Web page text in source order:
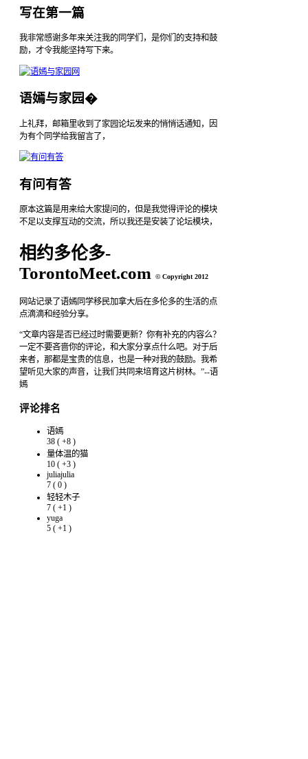
写在第一篇
我非常感谢多年来关注我的同学们，是你们的支持和鼓
励，才令我能坚持写下来。
语嫣与家园�
上礼拜，邮箱里收到了家园论坛发来的悄悄话通知，因
为有个同学给我留言了，
有问有答
原本这篇是用来给大家提问的，但是我觉得评论的模块
不足以支撑互动的交流，所以我还是安装了论坛模块，
相约多伦多-
TorontoMeet.com
© Copyright 2012
网站记录了语嫣同学移民加拿大后在多伦多的生活的点
点滴滴和经验分享。
“文章内容是否已经过时需要更新？你有补充的内容么？
一定不要吝啬你的评论，和大家分享点什么吧。对于后
来者，那都是宝贵的信息，也是一种对我的鼓励。我希
望听见大家的声音，让我们共同来培育这片树林。”--语
嫣
评论排名
语嫣
38 ( +8 )
量体温的猫
10 ( +3 )
juliajulia
7 ( 0 )
轻轻木子
7 ( +1 )
yuga
5 ( +1 )